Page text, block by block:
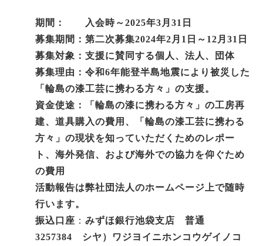
期間： 入会時～2025年3月31日
募集期間：第二次募集2024年2月1日～12月31日
募集対象：支援に賛同する個人、法人、団体
募集理由：令和6年能登半島地震により被災した
「輪島の漆工芸に携わる方々」の支援。
資金使途：「輪島の漆に携わる方々」の工房再
建、道具購入の費用、「輪島の漆工芸に携わる
方々」の現状を知っていただくためのレポー
ト、海外発信、および海外での協力を仰ぐため
の費用
活動報告は弊社団法人のホームページ上で随時
行います。
振込口座 ： みずほ銀行池袋支店 普通
3257384
シヤ）ワジヨイニホンコウゲイノコ